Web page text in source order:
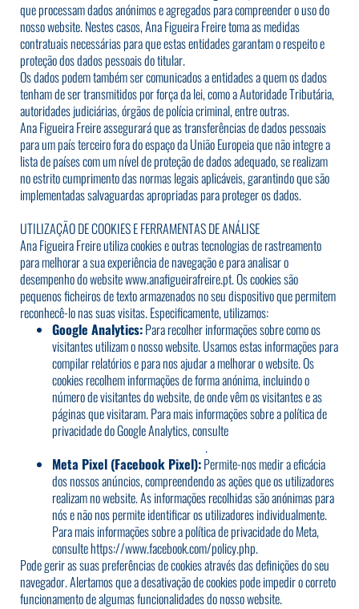
que processam dados anónimos e agregados para compreender o uso do
nosso website. Nestes casos, Ana Figueira Freire toma as medidas
contratuais necessárias para que estas entidades garantam o respeito e
proteção dos dados pessoais do titular.
Os dados podem também ser comunicados a entidades a quem os dados
tenham de ser transmitidos por força da lei, como a Autoridade Tributária,
autoridades judiciárias, órgãos de polícia criminal, entre outras.
Ana Figueira Freire assegurará que as transferências de dados pessoais
para um país terceiro fora do espaço da União Europeia que não integre a
lista de países com um nível de proteção de dados adequado, se realizam
no estrito cumprimento das normas legais aplicáveis, garantindo que são
implementadas salvaguardas apropriadas para proteger os dados.
UTILIZAÇÃO DE COOKIES E FERRAMENTAS DE ANÁLISE
Ana Figueira Freire utiliza cookies e outras tecnologias de rastreamento
para melhorar a sua experiência de navegação e para analisar o
desempenho do websitewww.anafigueirafreire.pt.Os cookies são
pequenos ficheiros de texto armazenados no seu dispositivo que permitem
reconhecê-lo nas suas visitas. Especificamente, utilizamos:
Google Analytics:Para recolher informações sobre como os
visitantes utilizam o nosso website. Usamos estas informações para
compilar relatórios e para nos ajudar a melhorar o website. Os
cookies recolhem informações de forma anónima, incluindo o
número de visitantes do website, de onde vêm os visitantes e as
páginas que visitaram. Para mais informações sobre a política de
privacidade do Google Analytics, consulte
.
Meta Pixel (Facebook Pixel):Permite-nos medir a eficácia
dos nossos anúncios, compreendendo as ações que os utilizadores
realizam no website. As informações recolhidas são anónimas para
nós e não nos permite identificar os utilizadores individualmente.
Para mais informações sobre a política de privacidade do Meta,
consultehttps://www.facebook.com/policy.php.
Pode gerir as suas preferências de cookies através das definições do seu
navegador. Alertamos que a desativação de cookies pode impedir o correto
funcionamento de algumas funcionalidades do nosso website.